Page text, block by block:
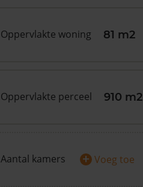
Oppervlakte woning 81 m2
Oppervlakte perceel 910 m2
Aantal kamers + Voeg toe